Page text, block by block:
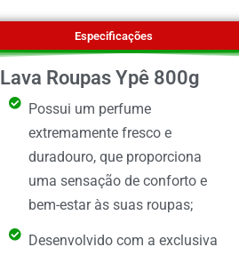
Especificações
Lava Roupas Ypê 800g
Possui um perfume
extremamente fresco e
duradouro, que proporciona
uma sensação de conforto e
bem-estar às suas roupas;
Desenvolvido com a exclusiva